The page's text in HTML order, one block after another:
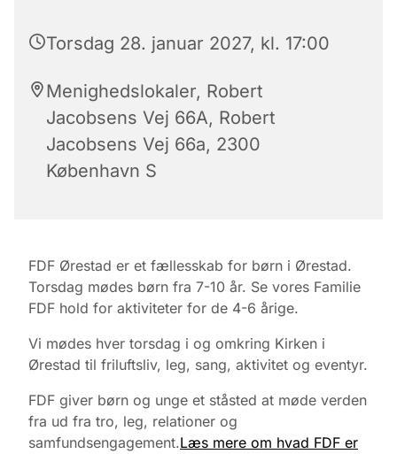
Torsdag 28. januar 2027, kl. 17:00
Menighedslokaler, Robert
Jacobsens Vej 66A, Robert
Jacobsens Vej 66a, 2300
København S
FDF Ørestad er et fællesskab for børn i Ørestad.
Torsdag mødes børn fra 7-10 år. Se vores Familie
FDF hold for aktiviteter for de 4-6 årige.
Vi mødes hver torsdag i og omkring Kirken i
Ørestad til friluftsliv, leg, sang, aktivitet og eventyr.
FDF giver børn og unge et ståsted at møde verden
fra ud fra tro, leg, relationer og
samfundsengagement.Læs mere om hvad FDF er